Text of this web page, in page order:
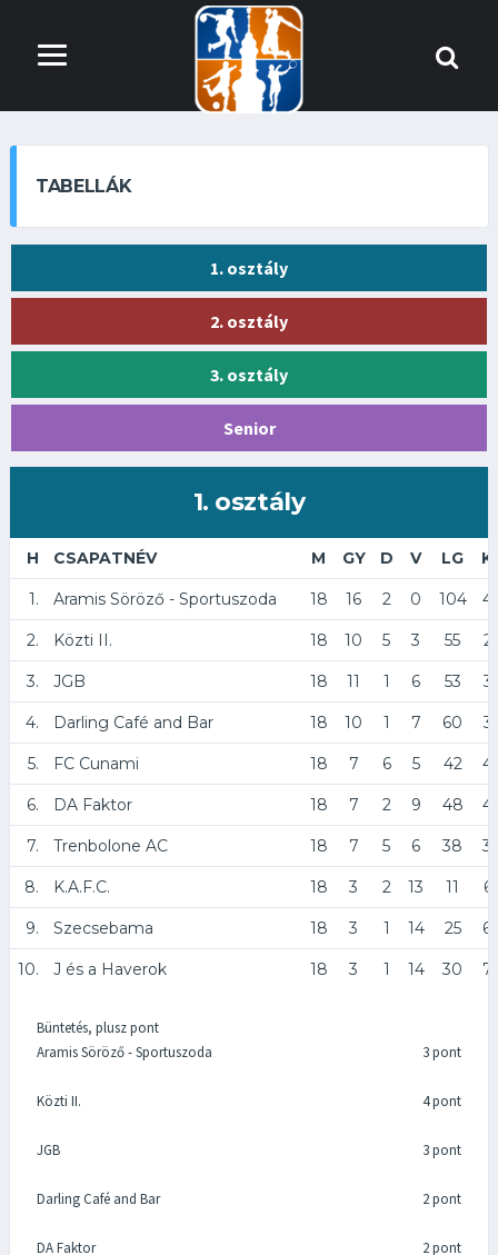
TABELLÁK
1. osztály
2. osztály
3. osztály
Senior
1. osztály
H CSAPATNÉV M GY D V LG
1. Aramis Söröző - Sportuszoda 18 16 2 0 104
2. Közti II. 18 10 5 3 55
3. JGB 18 11 1 6 53
4. Darling Café and Bar 18 10 1 7 60
5. FC Cunami 18 7 6 5 42
6. DA Faktor 18 7 2 9 48
7. Trenbolone AC 18 7 5 6 38
8. K.A.F.C. 18 3 2 13 11
9. Szecsebama 18 3 1 14 25
10. J és a Haverok 18 3 1 14 30
Büntetés, plusz pont
Aramis Söröző - Sportuszoda
3 pont
Közti II. 4 pont
JGB 3 pont
Darling Café and Bar 2 pont
DA Faktor 2 pont